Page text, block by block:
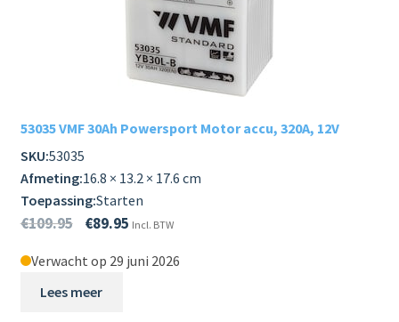
53035 VMF 30Ah Powersport Motor accu, 320A, 12V
SKU:53035
Afmeting:16.8 × 13.2 × 17.6 cm
Toepassing:Starten
€109.95 €89.95 Incl. BTW
Verwacht op 29 juni 2026
Lees meer